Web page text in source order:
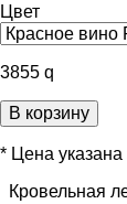
Цвет
3855 q
В корзину
* Цена указана
Кровельная